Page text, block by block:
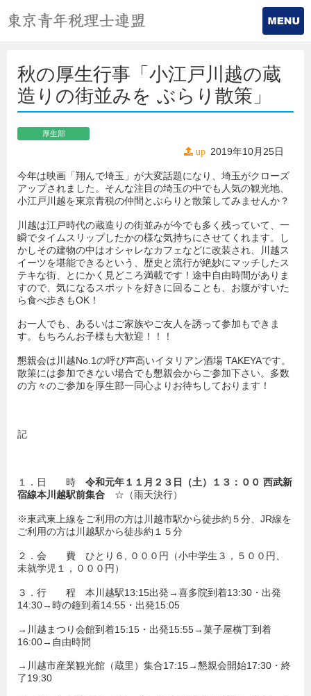
秋の厚生行事「小江戸川越の蔵
造りの街並みを ぶらり散策」
厚生部
up 2019年10月25日
今年は映画「翔んで埼玉」が大変話題になり、埼玉がクローズ
アップされました。そんな注目の埼玉の中でも人気の観光地、
小江戸川越を東京青税の仲間とぶらりと散策してみませんか？
川越は江戸時代の蔵造りの街並みが今でも多く残っていて、一
瞬でタイムスリップしたかの様な気持ちにさせてくれます。し
かしその建物の中はオシャレなカフェなどに改装され、川越ス
イーツを堪能できるという、歴史と流行が絶妙にマッチしたス
テキな街、とにかく見どころ満載です！途中自由時間がありま
すので、気になるスポットを好きに回ることも、お腹がすいた
ら食べ歩きもOK！
お一人でも、あるいはご家族やご友人を誘って参加もできま
す。もちろんお子様も大歓迎！！！
懇親会は川越No.1の呼び声高いイタリアン酒場 TAKEYAです。
散策には参加できない場合でも懇親会からご参加下さい。多数
の方々のご参加を厚生部一同心よりお待ちしております！
記
１．日 時 令和元年１１月２３日（土）１３：００ 西武新
宿線本川越駅前集合 ☆（雨天決行）
※東武東上線をご利用の方は川越市駅から徒歩約５分、JR線を
ご利用の方は川越駅から徒歩約１５分
２．会 費 ひとり６, ０００円（小中学生３，５００円、
未就学児１，０００円）
３．行 程 本川越駅13:15出発→喜多院到着13:30・出発
14:30→時の鐘到着14:55・出発15:05
→川越まつり会館到着15:15・出発15:55→菓子屋横丁到着
16:00→自由時間
→川越市産業観光館（蔵里）集合17:15→懇親会開始17:30・終
了19:30